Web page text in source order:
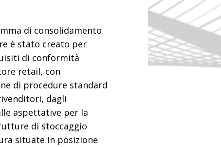
di consolidamento
è stato creato per
di conformità
retail, con
di procedure standard
dagli
aspettative per la
di stoccaggio
situate in posizione